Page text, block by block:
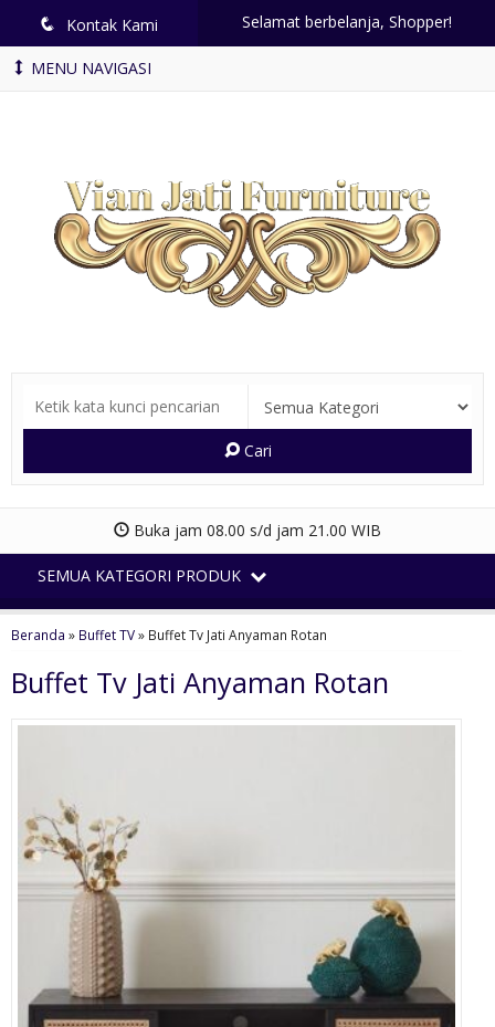
q Kontak Kami Selamat berbelanja, Shopper!
MENU NAVIGASI
Cari
Buka jam 08.00 s/d jam 21.00 WIB
SEMUA KATEGORI PRODUK
Beranda » Buffet TV» Buffet Tv Jati Anyaman Rotan
Buffet Tv Jati Anyaman Rotan